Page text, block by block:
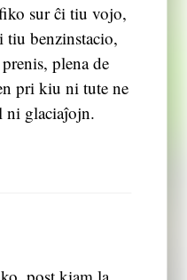
sur ĉi tiu vojo,
tiu benzinstacio,
plena de
pri kiu ni tute ne
ni glaciaĵojn.
post kiam la